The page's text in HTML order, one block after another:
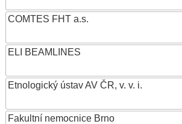
COMTES FHT a.s.
ELI BEAMLINES
Etnologický ústav AV ČR, v. v. i.
Fakultní nemocnice Brno